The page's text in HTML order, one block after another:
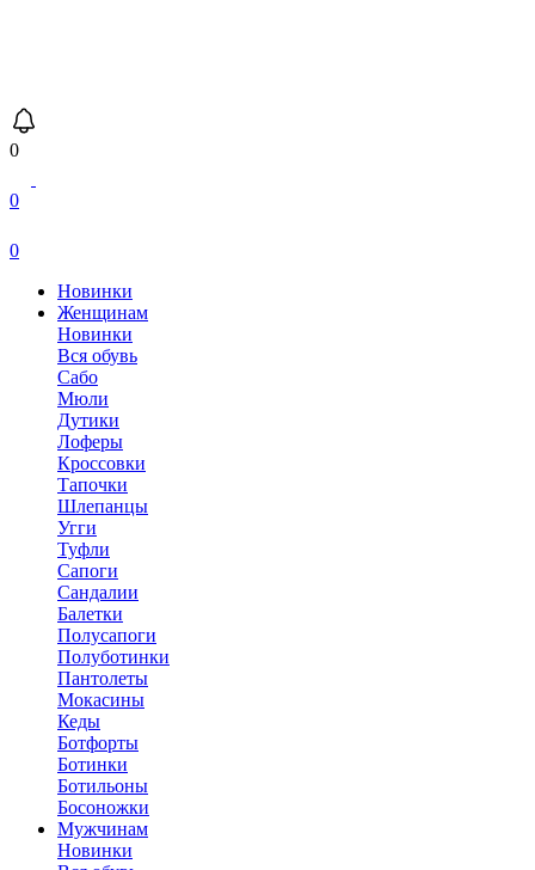
0
0
0
Новинки
Женщинам
Новинки
Вся обувь
Сабо
Мюли
Дутики
Лоферы
Кроссовки
Тапочки
Шлепанцы
Угги
Туфли
Сапоги
Сандалии
Балетки
Полусапоги
Полуботинки
Пантолеты
Мокасины
Кеды
Ботфорты
Ботинки
Ботильоны
Босоножки
Мужчинам
Новинки